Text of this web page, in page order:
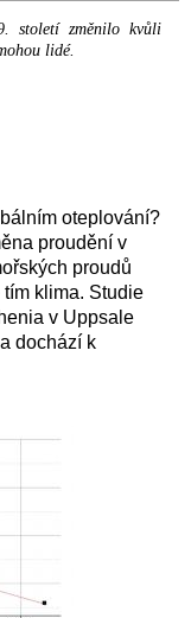
století změnilo kvůli
lidé.
oteplování?
proudění v
proudů
klima. Studie
v Uppsale
dochází k